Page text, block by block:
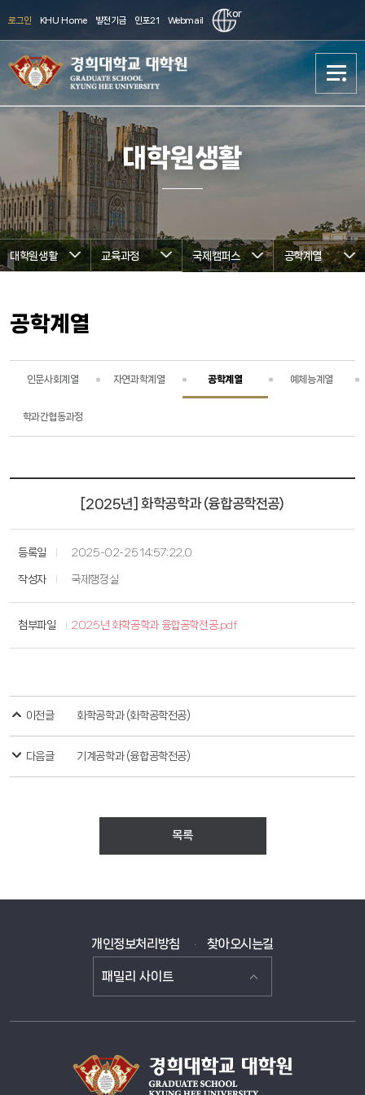
로그인 KHU Home 발전기금 인포21 Webmail
kor
대학원 소개
학과소개
입학(Admission)
장학
대학원 소개
학과소개
입학(Admission)
장학
대학원생활
대학원생활 교육과정 국제캠퍼스 공학계열
공학계열
인문사회계열 자연과학계열 공학계열 예체능계열
학과간협동과정
[2025년] 화학공학과 (융합공학전공)
등록일 2025-02-25 14:57:22.0
작성자 국제행정실
첨부파일 2025년 화학공학과 융합공학전공.pdf
이전글 화학공학과 (화학공학전공)
다음글 기계공학과 (융합공학전공)
목록
개인정보처리방침 찾아오시는길
패밀리 사이트